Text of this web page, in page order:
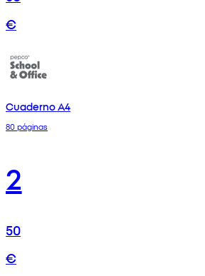
€
Cuaderno A4
80 páginas
2
50
€